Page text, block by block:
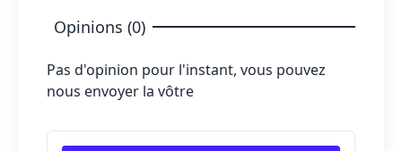
Opinions (0)
Pas d'opinion pour l'instant, vous pouvez
nous envoyer la vôtre